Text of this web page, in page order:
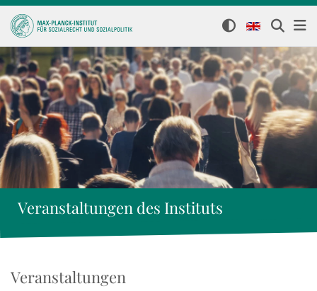
Veranstaltungen des Instituts
Veranstaltungen